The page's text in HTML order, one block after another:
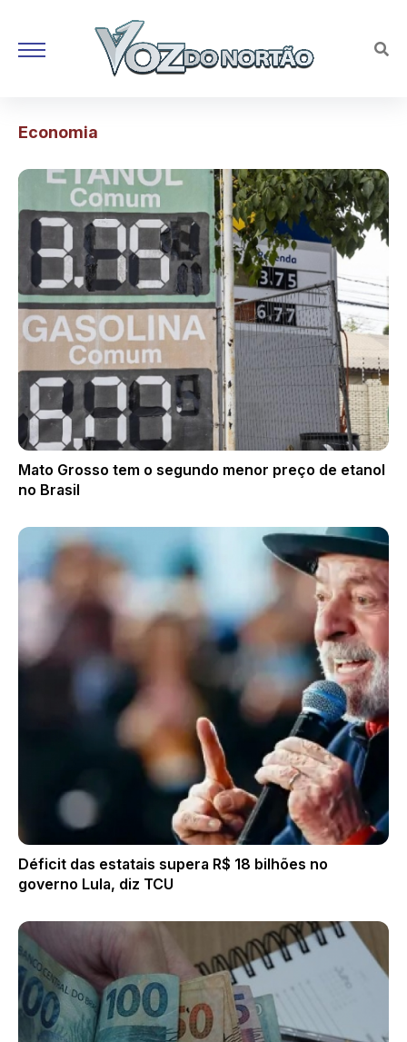
Economia
Mato Grosso tem o segundo menor preço de etanol
no Brasil
Déficit das estatais supera R$ 18 bilhões no
governo Lula, diz TCU